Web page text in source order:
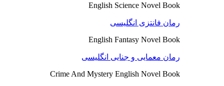
English Science Novel Book
رمان فانتزی انگلیسی
English Fantasy Novel Book
رمان معمایی و جنایی انگلیسی
Crime And Mystery English Novel Book